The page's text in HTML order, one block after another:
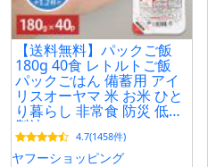
【送料無料】パックご飯
180g 40食 レトルトご飯
パックごはん 備蓄用 アイ
リスオーヤマ 米 お米 ひと
り暮らし 非常食 防災 低温
製法
4.7(1458件)
ヤフーショッピング